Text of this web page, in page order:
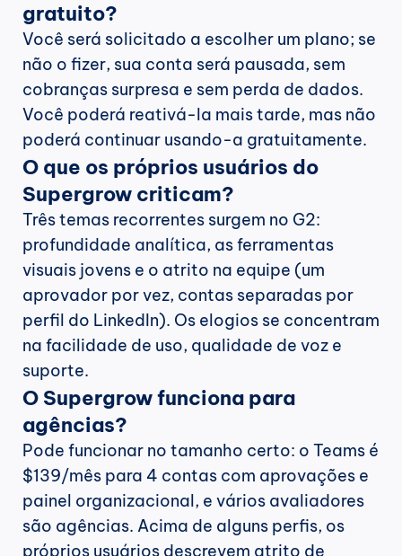
gratuito?
Você será solicitado a escolher um plano; se
não o fizer, sua conta será pausada, sem
cobranças surpresa e sem perda de dados.
Você poderá reativá-la mais tarde, mas não
poderá continuar usando-a gratuitamente.
O que os próprios usuários do
Supergrow criticam?
Três temas recorrentes surgem no G2:
profundidade analítica, as ferramentas
visuais jovens e o atrito na equipe (um
aprovador por vez, contas separadas por
perfil do LinkedIn). Os elogios se concentram
na facilidade de uso, qualidade de voz e
suporte.
O Supergrow funciona para
agências?
Pode funcionar no tamanho certo: o Teams é
$139/mês para 4 contas com aprovações e
painel organizacional, e vários avaliadores
são agências. Acima de alguns perfis, os
próprios usuários descrevem atrito de